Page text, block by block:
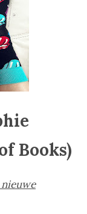
Books)